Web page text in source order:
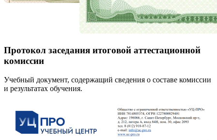
Протокол заседания итоговой аттестационной
комиссии
Учебный документ, содержащий сведения о составе комиссии
и результатах обучения.